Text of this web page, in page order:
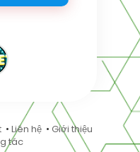
• Liên hệ• Giới thiệu
tác